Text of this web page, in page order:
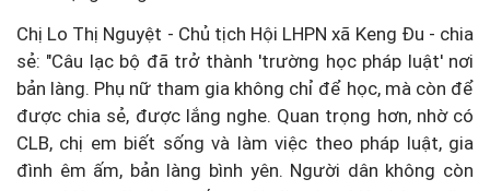
Chị Lo Thị Nguyệt - Chủ tịch Hội LHPN xã Keng Đu - chia
sẻ: "Câu lạc bộ đã trở thành 'trường học pháp luật' nơi
bản làng. Phụ nữ tham gia không chỉ để học, mà còn để
được chia sẻ, được lắng nghe. Quan trọng hơn, nhờ có
CLB, chị em biết sống và làm việc theo pháp luật, gia
đình êm ấm, bản làng bình yên. Người dân không còn